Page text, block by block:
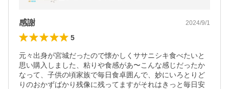
感謝 2024/9/1
5
元々出身が宮城だったので懐かしくササニシキ食べたいと
思い購入しました、粘りや食感があ〜こんな感じだったか
なって、子供の頃家族で毎日食卓囲んで、妙にいろとりど
りのおかずばかり残像に残ってますがそれはきっと毎日安